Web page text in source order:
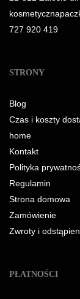
727 920 419
STRONY
Blog
Czas i koszty
home
Kontakt
Polityka
Regulamin
Strona domowa
Zamówienie
Zwroty i
PŁATNOŚCI